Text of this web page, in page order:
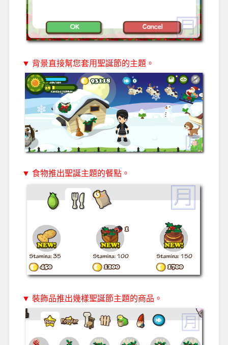
▼ 背景直接幫您套用聖誕節的主題。
▼ 食物推出聖誕主題的餐點。
▼ 裝飾品推出幾樣聖誕節主題的商品。